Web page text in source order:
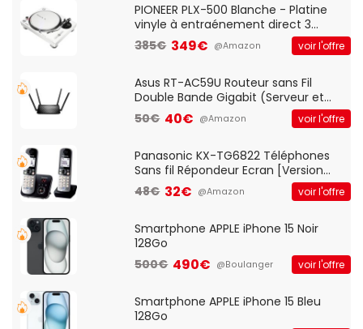
QWERTY UK - Noir
PIONEER PLX-500 Blanche - Platine
vinyle à entraénement direct 3
vitesses (33-45-78 trs/min) avec
pre-ampli intégré et port USB
385€ 349€ @Amazon voir l'offre
Asus RT-AC59U Routeur sans Fil
Double Bande Gigabit (Serveur et
Client VPN, Triple Vlan, Mode Point
d'accès et Bridge, contrôle Parental,
50€ 40€ @Amazon voir l'offre
Panasonic KX-TG6822 Téléphones
Sans fil Répondeur Ecran [Version
Française]
48€ 32€ @Amazon voir l'offre
Smartphone APPLE iPhone 15 Noir
128Go
500€ 490€ @Boulanger voir l'offre
Smartphone APPLE iPhone 15 Bleu
128Go